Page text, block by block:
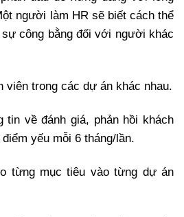
người làm HR sẽ biết cách thể
công bằng đối với người khác
viên trong các dự án khác nhau.
tin về đánh giá, phản hồi khách
yếu mỗi 6 tháng/lần.
từng mục tiêu vào từng dự án